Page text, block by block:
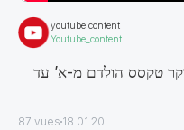
טקסס הולדם מ-א’ עד
youtube content
Youtube_content
87 vues 18.01.20